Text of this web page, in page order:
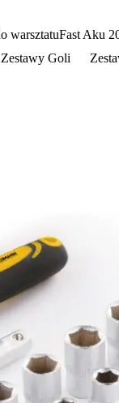
warsztatuFast Aku
Zestawy Goli